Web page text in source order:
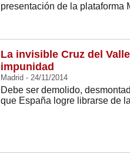
presentación de la plataforma
La invisible Cruz del
impunidad
Madrid - 24/11/2014
Debe ser demolido,
que España logre librarse de